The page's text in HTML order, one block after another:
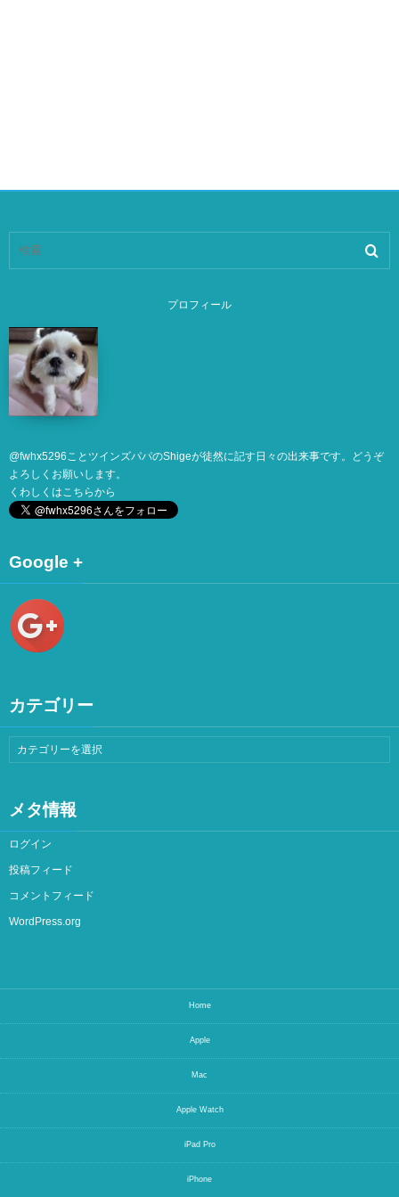
プロフィール
@fwhx5296 ことツインズパパのShigeが徒然に記す日々の出来事です。どうぞ
よろしくお願いします。
くわしくは こちらから
Google +
カテゴリー
メタ情報
ログイン
投稿フィード
コメントフィード
WordPress.org
Home
Apple
Mac
Apple Watch
iPad Pro
iPhone